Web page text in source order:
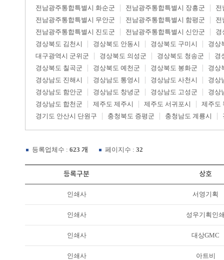
전남광주통합특별시 화순군
전남광주통합특별시 장흥군
전
전남광주통합특별시 무안군
전남광주통합특별시 함평군
전
전남광주통합특별시 진도군
전남광주통합특별시 신안군
경
경상북도 김천시
경상북도 안동시 경상북도 구미시
경상
대구광역시 군위군
경상북도 의성군 경상북도 청송군
경
경상북도 칠곡군
경상북도 예천군 경상북도 봉화군
경상
경상남도 진해시
경상남도 통영시 경상남도 사천시
경상
경상남도 함안군
경상남도 창녕군 경상남도 고성군
경상
경상남도 합천군
제주도 제주시 제주도 서귀포시
제주도
경기도 안산시 단원구
충청북도 증평군 충청남도 계룡시
등록업체수 : 623 개 페이지수 : 32
등록구분 상호
인쇄사 서영기획
인쇄사 성우기획인
인쇄사 대상GMC
인쇄사 아트비